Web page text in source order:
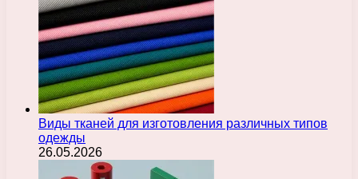
Виды тканей для изготовления различных типов
одежды
26.05.2026